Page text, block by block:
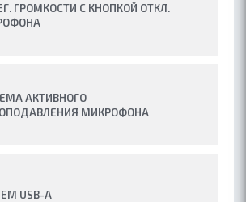
ГРОМКОСТИ С КНОПКОЙ ОТКЛ.
АКТИВНОГО
МИКРОФОНА
USB-A